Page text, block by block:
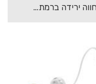
מי זקוק למכשירי שמיעה? כל מי שחווה ירידה ברמת השמיעה זקוק להשמת מכשירי שמיעה. תופעה…